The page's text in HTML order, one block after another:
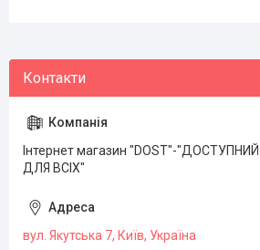
Інтернет магазин "DOST"-"ДОСТУПНИЙ
ДЛЯ ВСІХ"
вул. Якутська 7, Київ, Україна